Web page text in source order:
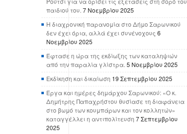
παιδιού του. 7 Νοεμβρίου 2025
Η διαχρονική παρανομία στο Δήμο Σαρωνικού
δεν έχει όρια, αλλά έχει συνένοχους 6
Νοεμβρίου 2025
Έφτασε η ώρα της εκδίωξης των καταληψιών
από την παραλία γλίστρα. 5 Νοεμβρίου 2025
Εκδίκηση και δικαίωση 19 Σεπτεμβρίου 2025
Έργα και ημέρες δημάρχου Σαρωνικού: «Ο κ.
Δημήτρης Παπαχρήστου θυσίασε τη διαφάνεια
στο βωμό των κουμπάρων και τον κολλητών»
καταγγέλλει η αντιπολίτευση 7 Σεπτεμβρίου
2025